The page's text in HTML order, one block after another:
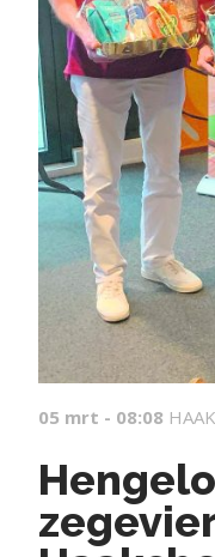
05 mrt - 08:08